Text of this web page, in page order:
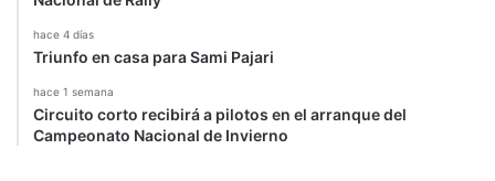
hace 4 días
Triunfo en casa para Sami Pajari
hace 1 semana
Circuito corto recibirá a pilotos en el arranque del
Campeonato Nacional de Invierno